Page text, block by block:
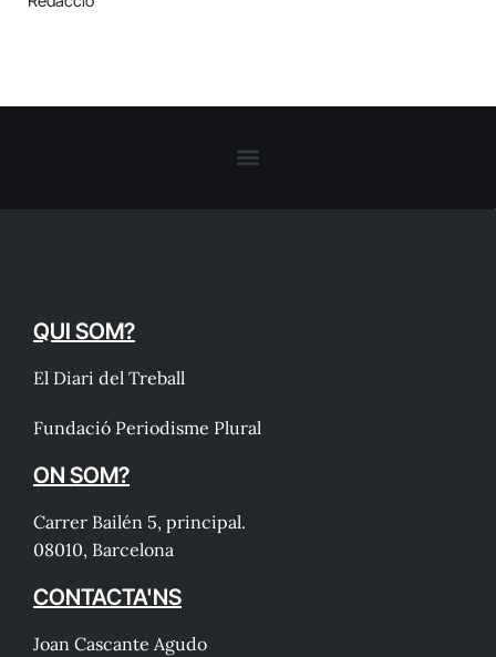
QUI SOM?
El Diari del Treball
Fundació Periodisme Plural
ON SOM?
Carrer Bailén 5, principal.
08010, Barcelona
CONTACTA'NS
Joan Cascante Agudo